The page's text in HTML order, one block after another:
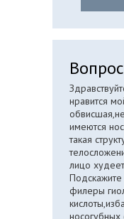
нравится
имеются
такая
лицо
филеры
носогубных